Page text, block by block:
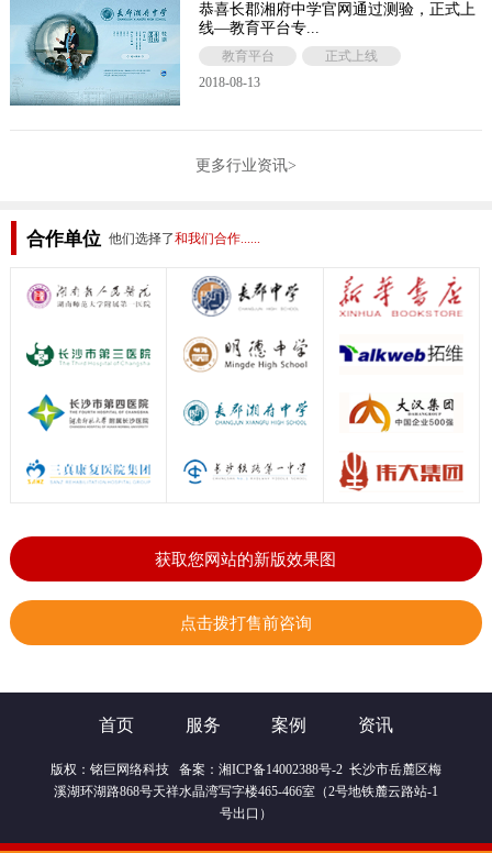
恭喜长郡湘府中学官网通过测验，正式上
线—教育平台专...
教育平台
正式上线
2018-08-13
更多行业资讯>
合作单位 他们选择了和我们合作......
获取您网站的新版效果图
点击拨打售前咨询
首页 服务 案例 资讯
版权： 铭巨网络科技备案： 湘ICP备14002388号-2长沙市岳麓区梅
溪湖环湖路868号天祥水晶湾写字楼465-466室（2号地铁麓云路站-1
号出口）